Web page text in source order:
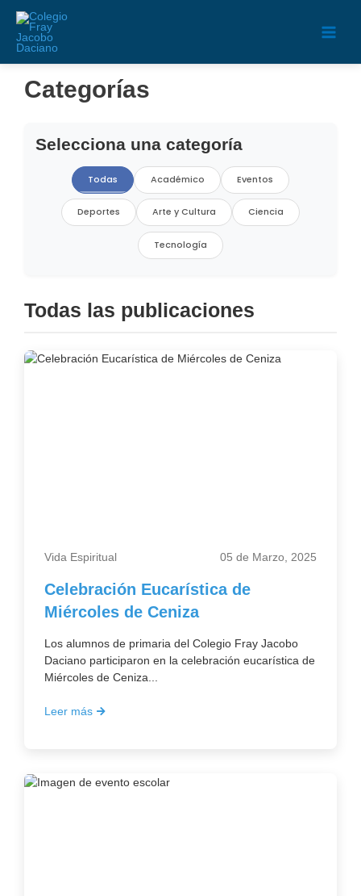
contenido
Categorías
Selecciona una categoría
Todas Académico Eventos
Deportes Arte y Cultura Ciencia
Tecnología
Todas las publicaciones
Vida Espiritual 05 de Marzo, 2025
Celebración Eucarística de
Miércoles de Ceniza
Los alumnos de primaria del Colegio Fray Jacobo
Daciano participaron en la celebración eucarística de
Miércoles de Ceniza...
Leer más